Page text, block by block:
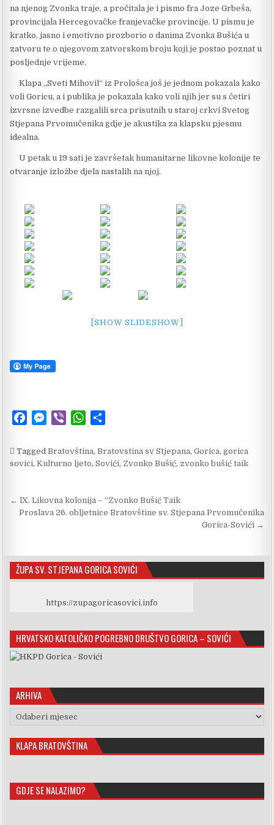
na njenog Zvonka traje, a pročitala je i pismo fra Joze Grbeša,
provincijala Hercegovačke franjevačke provincije. U pismu je
kratko, jasno i emotivno prozborio o danima Zvonka Bušića u
zatvoru te o njegovom zatvorskom broju koji je postao poznat u
posljednje vrijeme.
Klapa „Sveti Mihovil“ iz Prološca još je jednom pokazala kako
voli Goricu, a i publika je pokazala kako voli njih jer su s četiri
izvrsne izvedbe razgalili srca prisutnih u staroj crkvi Svetog
Stjepana Prvomučenika gdje je akustika za klapsku pjesmu
idealna.
U petak u 19 sati je završetak humanitarne likovne kolonije te
otvaranje izložbe djela nastalih na njoj.
[SHOW SLIDESHOW]
c
e
o
M
s
s
g
V
b
e
W
a
t
p
a
r
TaggedBratovština,Bratovstina sv Stjepana,Gorica,gorica
sovici,Kulturno ljeto,Sovići, Zvonko Bušić, zvonko bušić taik
Navigacija objava
← lX. Likovna kolonija – “Zvonko Bušić Taik
Proslava 26. obljetnice Bratovštine sv. Stjepana Prvomučenika
Gorica-Sovići →
ŽUPA SV. STJEPANA GORICA SOVIĆI
https://zupagoricasovici.info
HRVATSKO KATOLIČKO POGREBNO DRUŠTVO GORICA – SOVIĆI
ARHIVA
Arhiva
KLAPA BRATOVŠTINA
GDJE SE NALAZIMO?